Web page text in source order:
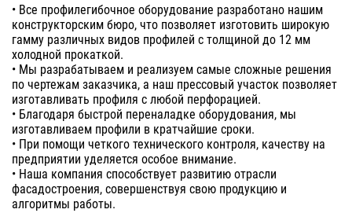
• Все профилегибочное оборудование разработано нашим
конструкторским бюро, что позволяет изготовить широкую
гамму различных видов профилей с толщиной до 12 мм
холодной прокаткой.
• Мы разрабатываем и реализуем самые сложные решения
по чертежам заказчика, а наш прессовый участок позволяет
изготавливать профиля с любой перфорацией.
• Благодаря быстрой переналадке оборудования, мы
изготавливаем профили в кратчайшие сроки.
• При помощи четкого технического контроля, качеству на
предприятии уделяется особое внимание.
• Наша компания способствует развитию отрасли
фасадостроения, совершенствуя свою продукцию и
алгоритмы работы.